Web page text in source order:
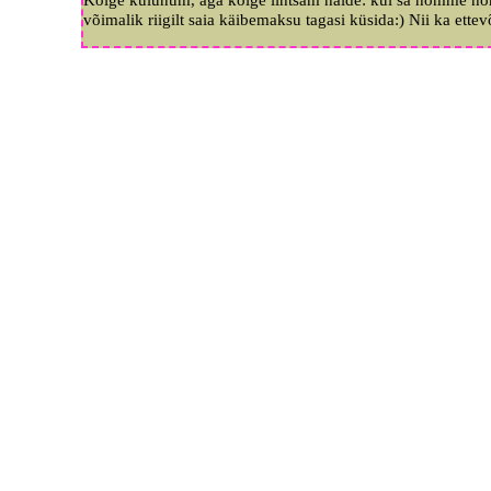
võimalik riigilt saia käibemaksu tagasi küsida:) Nii ka